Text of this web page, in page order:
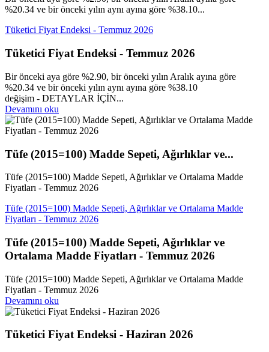
%20.34 ve bir önceki yılın aynı ayına göre %38.10...
Tüketici Fiyat Endeksi - Temmuz 2026
Tüketici Fiyat Endeksi - Temmuz 2026
Bir önceki aya göre %2.90, bir önceki yılın Aralık ayına göre
%20.34 ve bir önceki yılın aynı ayına göre %38.10
değişim - DETAYLAR İÇİN...
Devamını oku
Tüfe (2015=100) Madde Sepeti, Ağırlıklar ve...
Tüfe (2015=100) Madde Sepeti, Ağırlıklar ve Ortalama Madde
Fiyatları - Temmuz 2026
Tüfe (2015=100) Madde Sepeti, Ağırlıklar ve Ortalama Madde
Fiyatları - Temmuz 2026
Tüfe (2015=100) Madde Sepeti, Ağırlıklar ve
Ortalama Madde Fiyatları - Temmuz 2026
Tüfe (2015=100) Madde Sepeti, Ağırlıklar ve Ortalama Madde
Fiyatları - Temmuz 2026
Devamını oku
Tüketici Fiyat Endeksi - Haziran 2026